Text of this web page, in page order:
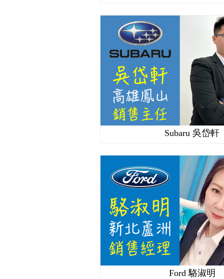
Subaru 吳岱軒
Ford 駱淑明